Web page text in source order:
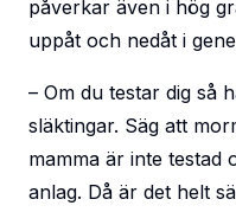
påverkar även i hög
uppåt och nedåt i
– Om du testar dig så
släktingar. Säg att
mamma är inte testad
anlag. Då är det helt